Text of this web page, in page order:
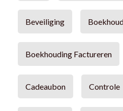
Beveiliging
Boekhouding Factureren
Cadeaubon Controle